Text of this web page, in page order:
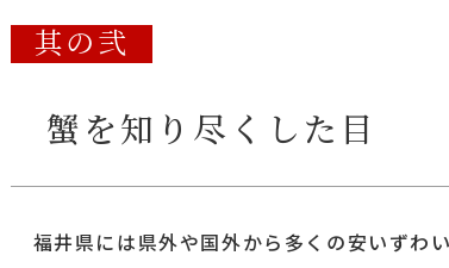
其の弐
蟹を知り尽くした目
福井県には県外や国外から多くの安いずわ